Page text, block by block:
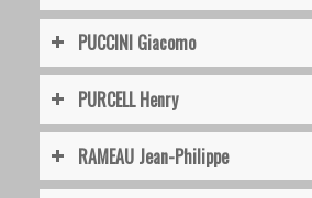
PUCCINI Giacomo
PURCELL Henry
RAMEAU Jean-Philippe